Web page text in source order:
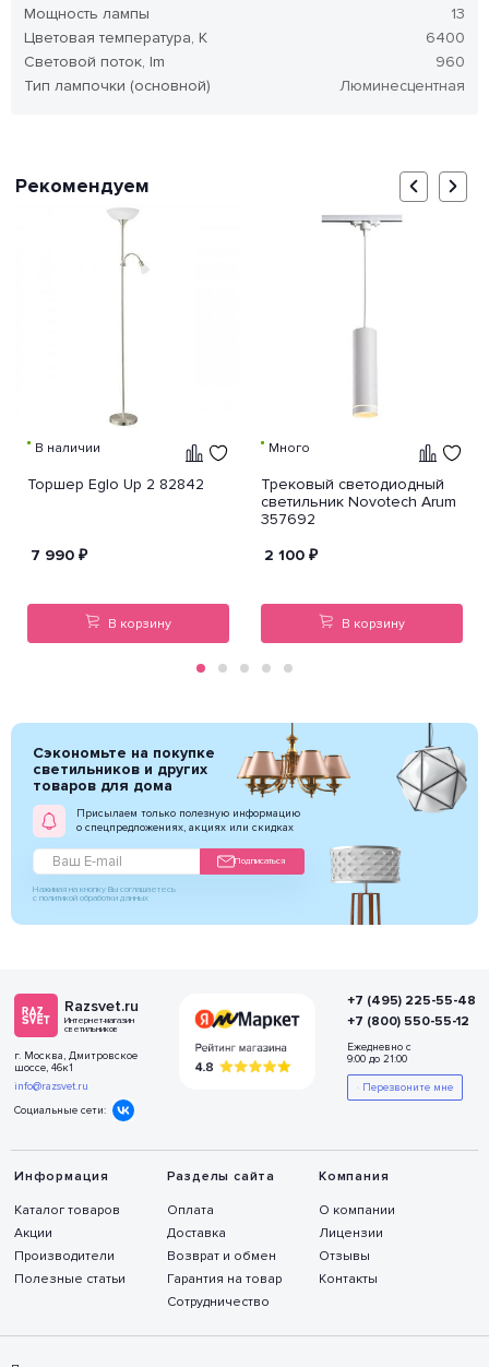
Мощность лампы
13
Цветовая температура, K
6400
Световой поток, lm
960
Тип лампочки (основной)
Люминесцентная
Рекомендуем
В наличии
Торшер Eglo Up 2 82842
7 990 ₽
В корзину
Много
Трековый светодиодный
светильник Novotech Arum
357692
2 100 ₽
В корзину
Сэкономьте на покупке
светильников и других
товаров для дома
Присылаем только полезную информацию
о спецпредложениях, акциях или скидках
Подписаться
Нажимая на кнопку Вы соглашаетесь
с политикой обработки данных
Razsvet.ru
Интернет-магазин
светильников
г. Москва, Дмитровское
шоссе, 46к1
info@razsvet.ru
Социальные сети:
Информация
Каталог товаров
Акции
Производители
Полезные статьи
Разделы сайта
Оплата
Доставка
Возврат и обмен
Гарантия на товар
Сотрудничество
Компания
О компании
Лицензии
Отзывы
Контакты
+7 (495) 225-55-48
+7 (800) 550-55-12
Ежедневно с
9:00 до 21:00
Перезвоните мне